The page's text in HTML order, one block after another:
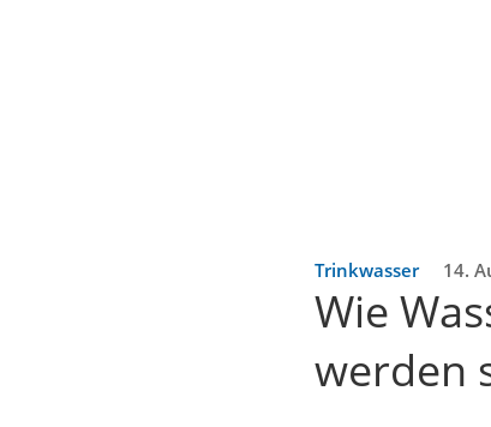
Trinkwasser 14.
Wie
werden